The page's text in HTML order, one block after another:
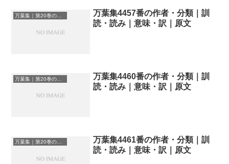
万葉集｜第20巻の和歌一覧
万葉集4457番の作者・分類｜訓
読・読み｜意味・訳｜原文
万葉集｜第20巻の和歌一覧
万葉集4460番の作者・分類｜訓
読・読み｜意味・訳｜原文
万葉集｜第20巻の和歌一覧
万葉集4461番の作者・分類｜訓
読・読み｜意味・訳｜原文